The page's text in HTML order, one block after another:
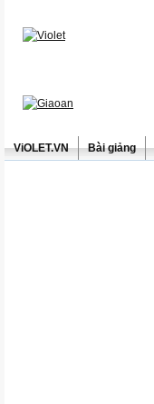
ViOLET.VN Bài giảng